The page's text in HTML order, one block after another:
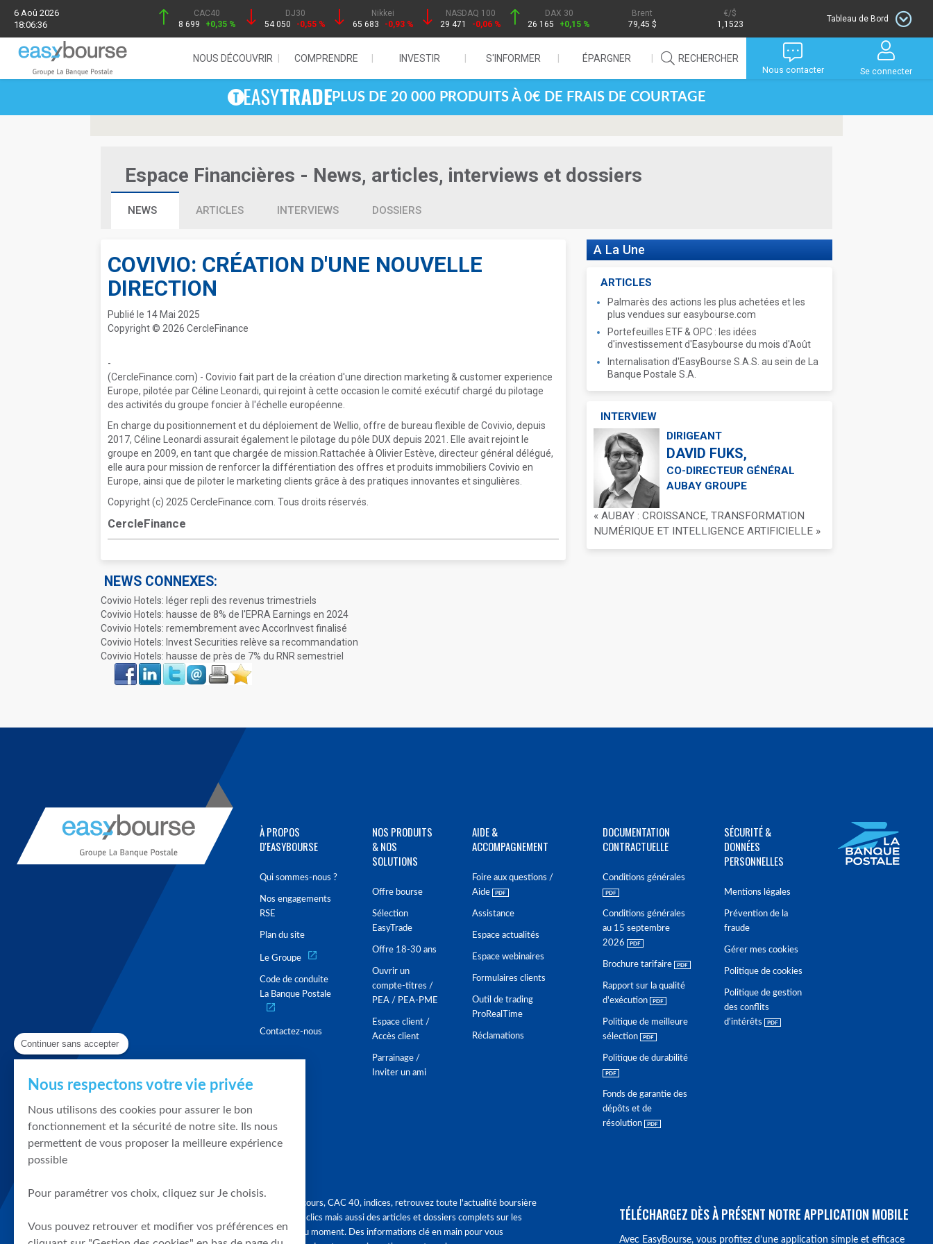
6 Aoû 2026
18:06:36
CAC40
8 699
+0,35 %
DJ30
54 050
-0,55 %
Nikkei
65 683
-0,93 %
NASDAQ 100
29 471
-0,06 %
DAX 30
26 165
+0,15 %
Brent
79,45 $
/$
1,1523
Tableau de Bord
NOUS DÉCOUVRIR COMPRENDRE INVESTIR S'INFORMER ÉPARGNER RECHERCHER
Nous contacter Se connecter
PLUS DE 20 000 PRODUITS À 0€ DE FRAIS DE COURTAGE
Espace Financières - News, articles, interviews et dossiers
NEWS ARTICLES INTERVIEWS DOSSIERS
COVIVIO: CRÉATION D'UNE NOUVELLE
DIRECTION
Publié le 14 Mai 2025
Copyright © 2026 CercleFinance
-
(CercleFinance.com) - Covivio fait part de la création d'une direction marketing & customer experience
Europe, pilotée par Céline Leonardi, qui rejoint à cette occasion le comité exécutif chargé du pilotage
des activités du groupe foncier à l'échelle européenne.
En charge du positionnement et du déploiement de Wellio, offre de bureau flexible de Covivio, depuis
2017, Céline Leonardi assurait également le pilotage du pôle DUX depuis 2021. Elle avait rejoint le
groupe en 2009, en tant que chargée de mission.Rattachée à Olivier Estève, directeur général délégué,
elle aura pour mission de renforcer la différentiation des offres et produits immobiliers Covivio en
Europe, ainsi que de piloter le marketing clients grâce à des pratiques innovantes et singulières.
Copyright (c) 2025 CercleFinance.com. Tous droits réservés.
CercleFinance
NEWS CONNEXES:
Covivio Hotels: léger repli des revenus trimestriels
Covivio Hotels: hausse de 8% de l'EPRA Earnings en 2024
Covivio Hotels: remembrement avec AccorInvest finalisé
Covivio Hotels: Invest Securities relève sa recommandation
Covivio Hotels: hausse de près de 7% du RNR semestriel
Face
book
LinkIn Twitter Envoyer ImprimerFavoris
A La Une
ARTICLES
Palmarès des actions les plus achetées et les
plus vendues sur easybourse.com
Portefeuilles ETF & OPC : les idées
d'investissement d'Easybourse du mois d'Août
Internalisation d'EasyBourse S.A.S. au sein de La
Banque Postale S.A.
INTERVIEW
DIRIGEANT
DAVID FUKS,
CO-DIRECTEUR GÉNÉRAL
AUBAY GROUPE
« AUBAY : CROISSANCE, TRANSFORMATION
NUMÉRIQUE ET INTELLIGENCE ARTIFICIELLE »
À PROPOS
D'EASYBOURSE
Qui sommes-nous ?
Nos engagements
RSE
Plan du site
Le Groupe
Code de conduite
La Banque Postale
Contactez-nous
NOS PRODUITS
& NOS
SOLUTIONS
Offre bourse
Sélection
EasyTrade
Offre 18-30 ans
Ouvrir un
compte-titres /
PEA / PEA-PME
Espace client /
Accès client
Parrainage /
Inviter un ami
AIDE &
ACCOMPAGNEMENT
Foire aux questions /
Aide
Assistance
Espace actualités
Espace webinaires
Formulaires clients
Outil de trading
ProRealTime
Réclamations
DOCUMENTATION
CONTRACTUELLE
Conditions générales
Conditions générales
au 15 septembre
2026
Brochure tarifaire
Rapport sur la qualité
d'exécution
Politique de meilleure
sélection
Politique de durabilité
Fonds de garantie des
dépôts et de
résolution
SÉCURITÉ &
DONNÉES
PERSONNELLES
Mentions légales
Prévention de la
fraude
Gérer mes cookies
Politique de cookies
Politique de gestion
des conflits
d'intérêts
Graphique, cours, CAC 40, indices, retrouvez toute l'actualité boursière
en quelques clics mais aussi des articles et dossiers complets sur les
tendances du moment. Des informations clé en main pour vous
TÉLÉCHARGEZ DÈS À PRÉSENT NOTRE APPLICATION MOBILE
Avec EasyBourse, vous profitez d’une application simple et efficace
Continuer sans accepter
Nous respectons votre vie privée
Nous utilisons des cookies pour assurer le bon
fonctionnement et la sécurité de notre site. Ils nous
permettent de vous proposer la meilleure expérience
possible
Pour paramétrer vos choix, cliquez sur Je choisis.
Vous pouvez retrouver et modifier vos préférences en